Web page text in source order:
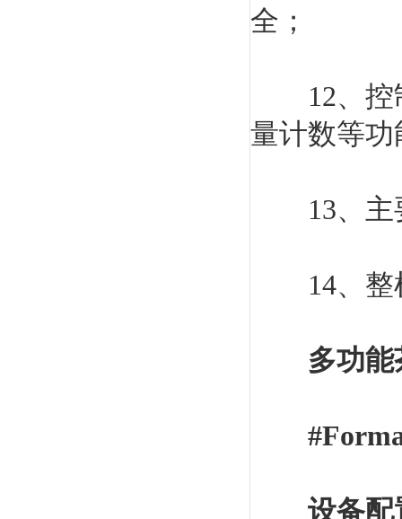
全；
12、控制
量计数等功
13、主要
14、整机
多功
设备配